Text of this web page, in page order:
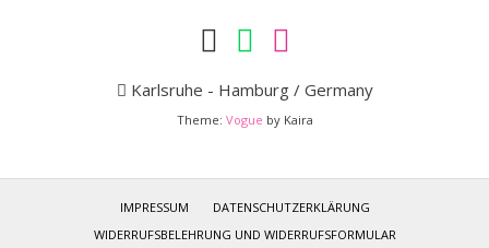
Karlsruhe - Hamburg / Germany
Theme: Vogue by Kaira
IMPRESSUM
DATENSCHUTZERKLÄRUNG
WIDERRUFSBELEHRUNG UND WIDERRUFSFORMULAR